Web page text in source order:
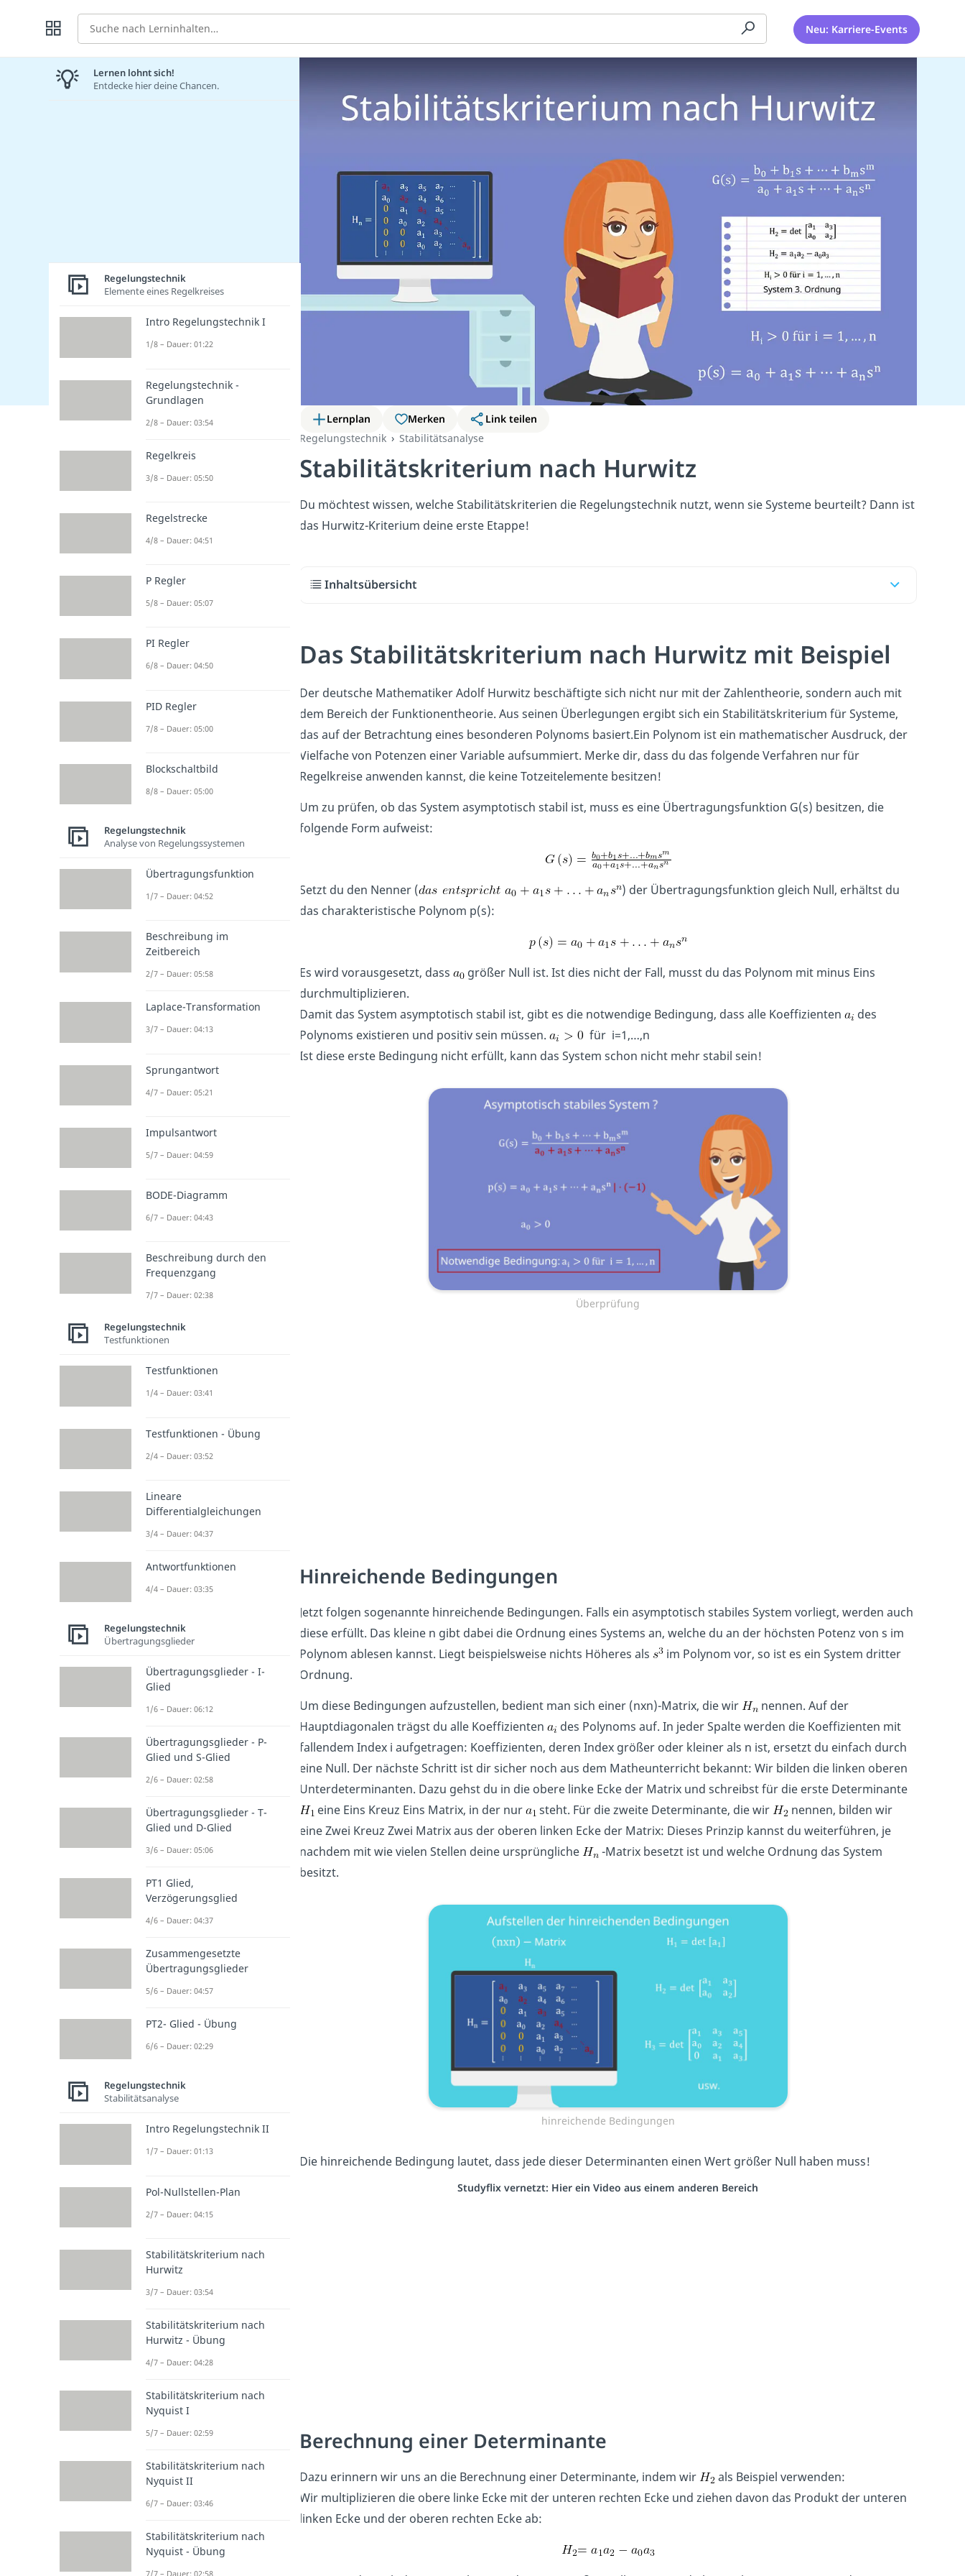
Suche Neu: Karriere-Events
Lernplan Merken
Link teilen
Regelungstechnik
Stabilitätsanalyse
Stabilitätskriterium nach Hurwitz
Du möchtest wissen, welche Stabilitätskriterien die Regelungstechnik nutzt, wenn sie Systeme beurteilt? Dann ist
das Hurwitz-Kriterium deine erste Etappe!
Inhaltsübersicht
Das Stabilitätskriterium nach Hurwitz mit Beispiel
Der deutsche Mathematiker Adolf Hurwitz beschäftigte sich nicht nur mit der Zahlentheorie, sondern auch mit
dem Bereich der Funktionentheorie. Aus seinen Überlegungen ergibt sich ein Stabilitätskriterium für Systeme,
das auf der Betrachtung eines besonderen Polynoms basiert.Ein Polynom ist ein mathematischer Ausdruck, der
Vielfache von Potenzen einer Variable aufsummiert. Merke dir, dass du das folgende Verfahren nur für
Regelkreise anwenden kannst, die keine Totzeitelemente besitzen!
Um zu prüfen, ob das System asymptotisch stabil ist, muss es eine Übertragungsfunktion G(s) besitzen, die
folgende Form aufweist:
Setzt du den Nenner (
) der Übertragungsfunktion gleich Null, erhältst du
das charakteristische Polynom p(s):
Es wird vorausgesetzt, dass
größer Null ist. Ist dies nicht der Fall, musst du das Polynom mit minus Eins
durchmultiplizieren.
Damit das System asymptotisch stabil ist, gibt es die notwendige Bedingung, dass alle Koeffizienten
des
Polynoms existieren und positiv sein müssen.
für i=1,…,n
Ist diese erste Bedingung nicht erfüllt, kann das System schon nicht mehr stabil sein!
Überprüfung
Hinreichende Bedingungen
Jetzt folgen sogenannte hinreichende Bedingungen. Falls ein asymptotisch stabiles System vorliegt, werden auch
diese erfüllt. Das kleine n gibt dabei die Ordnung eines Systems an, welche du an der höchsten Potenz von s im
Polynom ablesen kannst. Liegt beispielsweise nichts Höheres als
im Polynom vor, so ist es ein System dritter
Ordnung.
Um diese Bedingungen aufzustellen, bedient man sich einer (nxn)-Matrix, die wir
nennen. Auf der
Hauptdiagonalen trägst du alle Koeffizienten
des Polynoms auf. In jeder Spalte werden die Koeffizienten mit
fallendem Index i aufgetragen: Koeffizienten, deren Index größer oder kleiner als n ist, ersetzt du einfach durch
eine Null. Der nächste Schritt ist dir sicher noch aus dem Matheunterricht bekannt: Wir bilden die linken oberen
Unterdeterminanten. Dazu gehst du in die obere linke Ecke der Matrix und schreibst für die erste Determinante
eine Eins Kreuz Eins Matrix, in der nur
steht. Für die zweite Determinante, die wir
nennen, bilden wir
eine Zwei Kreuz Zwei Matrix aus der oberen linken Ecke der Matrix: Dieses Prinzip kannst du weiterführen, je
nachdem mit wie vielen Stellen deine ursprüngliche
-Matrix besetzt ist und welche Ordnung das System
besitzt.
hinreichende Bedingungen
Die hinreichende Bedingung lautet, dass jede dieser Determinanten einen Wert größer Null haben muss!
Studyflix vernetzt: Hier ein Video aus einem anderen Bereich
Berechnung einer Determinante
Dazu erinnern wir uns an die Berechnung einer Determinante, indem wir
als Beispiel verwenden:
Wir multiplizieren die obere linke Ecke mit der unteren rechten Ecke und ziehen davon das Produkt der unteren
linken Ecke und der oberen rechten Ecke ab:
Lernen lohnt sich!
Entdecke hier deine Chancen.
Regelungstechnik
Elemente eines Regelkreises
Intro Regelungstechnik I
1/8 – Dauer: 01:22
Regelungstechnik -
Grundlagen
2/8 – Dauer: 03:54
Regelkreis
3/8 – Dauer: 05:50
Regelstrecke
4/8 – Dauer: 04:51
P Regler
5/8 – Dauer: 05:07
PI Regler
6/8 – Dauer: 04:50
PID Regler
7/8 – Dauer: 05:00
Blockschaltbild
8/8 – Dauer: 05:00
Regelungstechnik
Analyse von Regelungssystemen
Übertragungsfunktion
1/7 – Dauer: 04:52
Beschreibung im
Zeitbereich
2/7 – Dauer: 05:58
Laplace-Transformation
3/7 – Dauer: 04:13
Sprungantwort
4/7 – Dauer: 05:21
Impulsantwort
5/7 – Dauer: 04:59
BODE-Diagramm
6/7 – Dauer: 04:43
Beschreibung durch den
Frequenzgang
7/7 – Dauer: 02:38
Regelungstechnik
Testfunktionen
Testfunktionen
1/4 – Dauer: 03:41
Testfunktionen - Übung
2/4 – Dauer: 03:52
Lineare
Differentialgleichungen
3/4 – Dauer: 04:37
Antwortfunktionen
4/4 – Dauer: 03:35
Regelungstechnik
Übertragungsglieder
Übertragungsglieder - I-
Glied
1/6 – Dauer: 06:12
Übertragungsglieder - P-
Glied und S-Glied
2/6 – Dauer: 02:58
Übertragungsglieder - T-
Glied und D-Glied
3/6 – Dauer: 05:06
PT1 Glied,
Verzögerungsglied
4/6 – Dauer: 04:37
Zusammengesetzte
Übertragungsglieder
5/6 – Dauer: 04:57
PT2- Glied - Übung
6/6 – Dauer: 02:29
Regelungstechnik
Stabilitätsanalyse
Intro Regelungstechnik II
1/7 – Dauer: 01:13
Pol-Nullstellen-Plan
2/7 – Dauer: 04:15
Stabilitätskriterium nach
Hurwitz
3/7 – Dauer: 03:54
Stabilitätskriterium nach
Hurwitz - Übung
4/7 – Dauer: 04:28
Stabilitätskriterium nach
Nyquist I
5/7 – Dauer: 02:59
Stabilitätskriterium nach
Nyquist II
6/7 – Dauer: 03:46
Stabilitätskriterium nach
Nyquist - Übung
7/7 – Dauer: 02:58